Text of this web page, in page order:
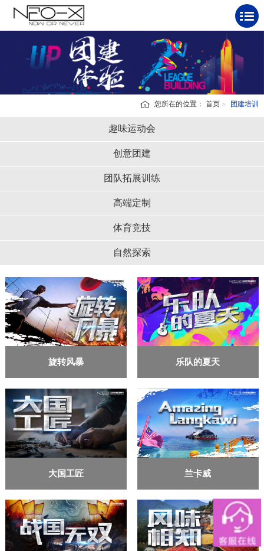
您所在的位置：首页 团建培训
趣味运动会
创意团建
团队拓展训练
高端定制
体育竞技
自然探索
旋转风暴 乐队的夏天
大国工匠 兰卡威